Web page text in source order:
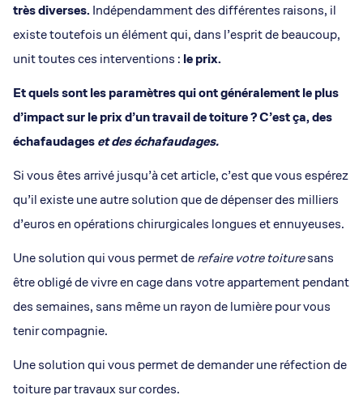
très diverses. Indépendamment des différentes raisons, il
existe toutefois un élément qui, dans l’esprit de beaucoup,
unit toutes ces interventions : le prix.
Et quels sont les paramètres qui ont généralement le plus
d’impact sur le prix d’un travail de toiture ? C’est ça, des
échafaudageset des échafaudages.
Si vous êtes arrivé jusqu’à cet article, c’est que vous espérez
qu’il existe une autre solution que de dépenser des milliers
d’euros en opérations chirurgicales longues et ennuyeuses.
Une solution qui vous permet derefaire votre toituresans
être obligé de vivre en cage dans votre appartement pendant
des semaines, sans même un rayon de lumière pour vous
tenir compagnie.
Une solution qui vous permet de demander une réfection de
toiture par travaux sur cordes.